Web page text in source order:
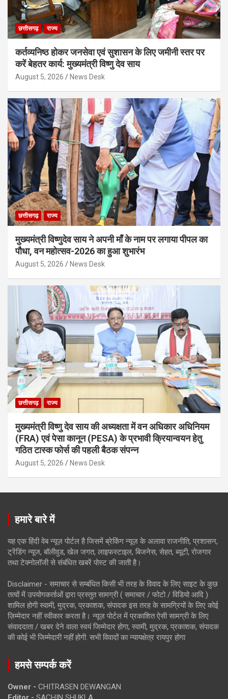
छत्तीसगढ़ राज्य
कर्तव्यनिष्ठ होकर जनसेवा एवं सुशासन के लिए जमीनी स्तर पर
करें बेहतर कार्य: मुख्यमंत्री विष्णु देव साय
August 5, 2026 News Desk
छत्तीसगढ़ राज्य
मुख्यमंत्री विष्णुदेव साय ने अपनी माँ के नाम पर लगाया पीपल का
पौधा, वन महोत्सव-2026 का हुआ शुभारंभ
August 5, 2026 News Desk
छत्तीसगढ़ राज्य
मुख्यमंत्री विष्णु देव साय की अध्यक्षता में वन अधिकार अधिनियम
(FRA) एवं पेसा कानून (PESA) के प्रभावी क्रियान्वयन हेतु
गठित टास्क फोर्स की पहली बैठक संपन्न
August 5, 2026 News Desk
हमारे बारे में
यह एक हिंदी वेब न्यूज़ पोर्टल है जिसमें ब्रेकिंग न्यूज़ के अलावा राजनीति, प्रशासन,
ट्रेंडिंग न्यूज, बॉलीवुड, खेल जगत, लाइफस्टाइल, बिजनेस, सेहत, ब्यूटी, रोजगार
तथा टेक्नोलॉजी से संबंधित खबरें पोस्ट की जाती है।
Disclaimer - समाचार से सम्बंधित किसी भी तरह के विवाद के लिए साइट के कुछ
तत्वों में उपयोगकर्ताओं द्वारा प्रस्तुत सामग्री ( समाचार / फोटो / विडियो आदि )
शामिल होगी स्वामी, मुद्रक, प्रकाशक, संपादक इस तरह के सामग्रियों के लिए कोई
ज़िम्मेदार नहीं स्वीकार करता है। न्यूज़ पोर्टल में प्रकाशित ऐसी सामग्री के लिए
संवाददाता / खबर देने वाला स्वयं जिम्मेदार होगा, स्वामी, मुद्रक, प्रकाशक, संपादक
की कोई भी जिम्मेदारी नहीं होगी. सभी विवादों का न्यायक्षेत्र रायपुर होगा
हमसे सम्पर्क करें
Owner - CHITRASEN DEWANGAN